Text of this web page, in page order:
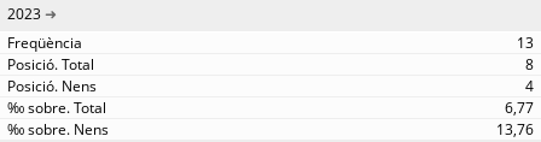
2023
13
8
4
6,77
13,76